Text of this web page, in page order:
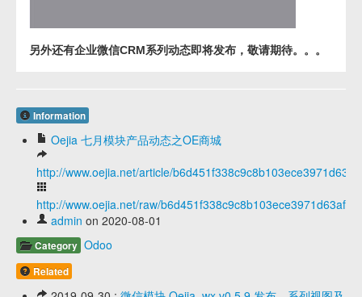
另外还有企业微信CRM系列动态即将发布，敬请期待。。。
Information
Oejia 七月模块产品动态之OE商城
http://www.oejia.net/article/
http://www.oejia.net/raw/b6d451f338c9c8b103ece3971d63af86
admin on 2020-08-01
Category Odoo
Related